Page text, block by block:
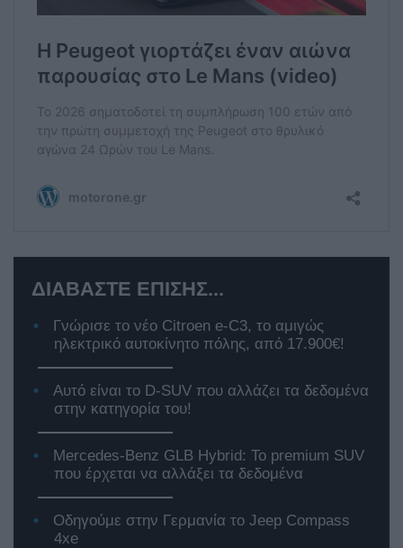
ΔΙΑΒΑΣΤΕ ΕΠΙΣΗΣ...
Γνώρισε το νέο Citroen e-C3, το αμιγώς
ηλεκτρικό αυτοκίνητο πόλης, από 17.900€!
Αυτό είναι το D-SUV που αλλάζει τα δεδομένα
στην κατηγορία του!
Mercedes-Benz GLB Hybrid: Το premium SUV
που έρχεται να αλλάξει τα δεδομένα
Οδηγούμε στην Γερμανία το Jeep Compass
4xe